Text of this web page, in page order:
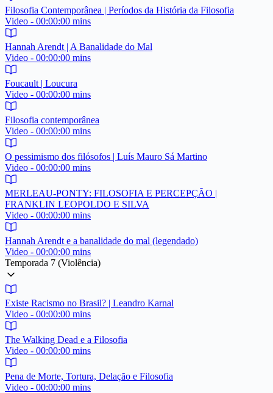
Filosofia Contemporânea | Períodos da História da Filosofia
Video - 00:00:00 mins
Hannah Arendt | A Banalidade do Mal
Video - 00:00:00 mins
Foucault | Loucura
Video - 00:00:00 mins
Filosofia contemporânea
Video - 00:00:00 mins
O pessimismo dos filósofos | Luís Mauro Sá Martino
Video - 00:00:00 mins
MERLEAU-PONTY: FILOSOFIA E PERCEPÇÃO |
FRANKLIN LEOPOLDO E SILVA
Video - 00:00:00 mins
Hannah Arendt e a banalidade do mal (legendado)
Video - 00:00:00 mins
Temporada 7 (Violência)
Existe Racismo no Brasil? | Leandro Karnal
Video - 00:00:00 mins
The Walking Dead e a Filosofia
Video - 00:00:00 mins
Pena de Morte, Tortura, Delação e Filosofia
Video - 00:00:00 mins